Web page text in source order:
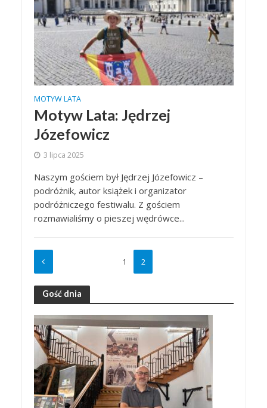
MOTYW LATA
Motyw Lata: Jędrzej
Józefowicz
3 lipca 2025
Naszym gościem był Jędrzej Józefowicz –
podróżnik, autor książek i organizator
podróżniczego festiwalu. Z gościem
rozmawialiśmy o pieszej wędrówce...
1 2
Gość dnia